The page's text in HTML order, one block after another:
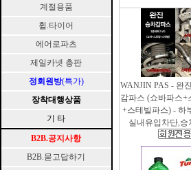
계절용품
휠.타이어
에어로파츠
제일카넷 총판
정회원방(특가)
장착대행상품
기 타
B2B.공지사항
B2B.묻고답하기
WANJIN PAS - 완
감파스 (쇼바파스+
+스테빌파스) - 하
실내유입차단,승